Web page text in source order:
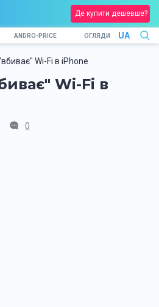
Де купити дешевше?
ANDRO-PRICE ОГЛЯДИ UA
Wi-Fi в iPhone
Wi-Fi в
0